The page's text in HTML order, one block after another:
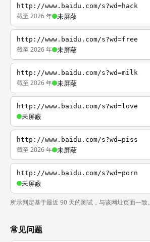
http://www.baidu.com/s?wd=hack
截至 2026 年 未屏蔽
http://www.baidu.com/s?wd=free
截至 2026 年 未屏蔽
http://www.baidu.com/s?wd=milk
截至 2026 年 未屏蔽
http://www.baidu.com/s?wd=love
未屏蔽
http://www.baidu.com/s?wd=piss
截至 2026 年 未屏蔽
http://www.baidu.com/s?wd=porn
未屏蔽
所示判定基于最近 90 天的测试，与该网址页面一致。
常见问题